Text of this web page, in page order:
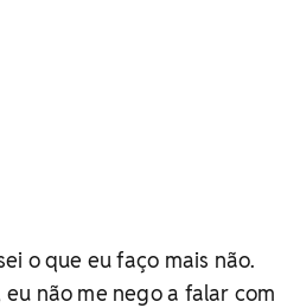
o que eu faço mais não.
não me nego a falar com